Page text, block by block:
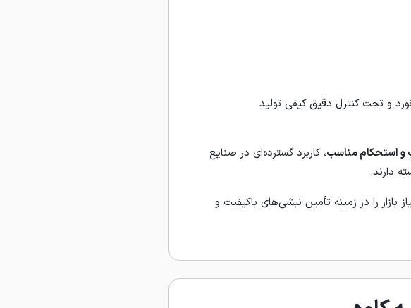
و تحت کنترل دقیق کیفی تولید
و استحکام مناسب، کاربرد گسترده‌ای در صنایع
دارند.
بازار را در زمینه تأمین نبشی‌های باکیفیت و